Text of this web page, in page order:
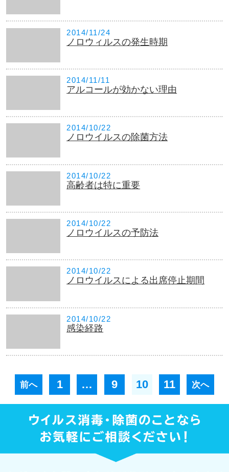
2014/11/24
ノロウィルスの発生時期
2014/11/11
アルコールが効かない理由
2014/10/22
ノロウイルスの除菌方法
2014/10/22
高齢者は特に重要
2014/10/22
ノロウイルスの予防法
2014/10/22
ノロウイルスによる出席停止期間
2014/10/22
感染経路
前へ 1 … 9 10 11 次へ